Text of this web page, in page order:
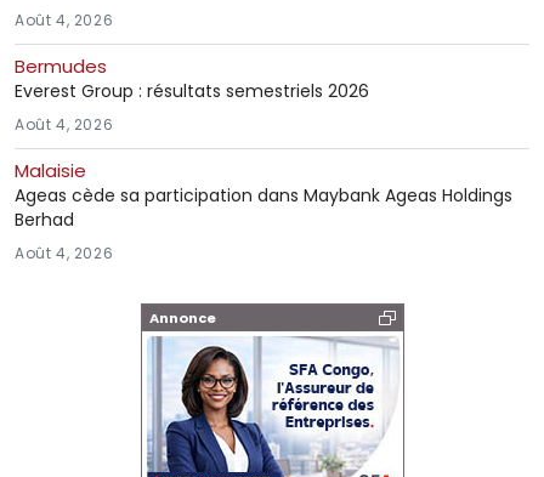
Annonce
Août 4, 2026
Bermudes
Everest Group : résultats semestriels 2026
Août 4, 2026
Malaisie
Ageas cède sa participation dans Maybank Ageas Holdings
Berhad
Août 4, 2026